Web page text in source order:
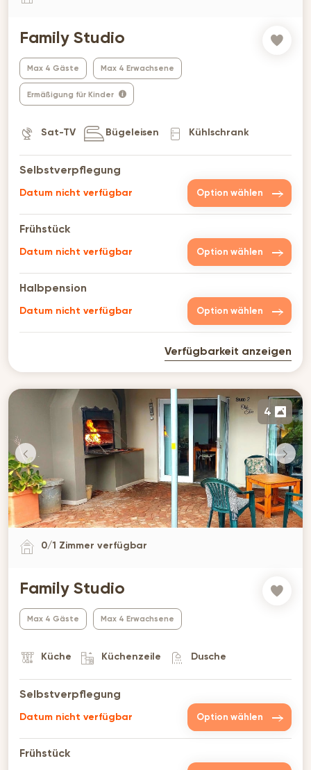
Family Studio
Max 4 Gäste Max 4 Erwachsene
Ermäßigung für Kinder
Sat-TV Bügeleisen Kühlschrank
Selbstverpflegung
Datum nicht verfügbar Option wählen
Frühstück
Datum nicht verfügbar Option wählen
Halbpension
Datum nicht verfügbar Option wählen
Verfügbarkeit anzeigen
4
0/1 Zimmer verfügbar
Family Studio
Max 4 Gäste Max 4 Erwachsene
Küche Küchenzeile Dusche
Selbstverpflegung
Datum nicht verfügbar Option wählen
Frühstück